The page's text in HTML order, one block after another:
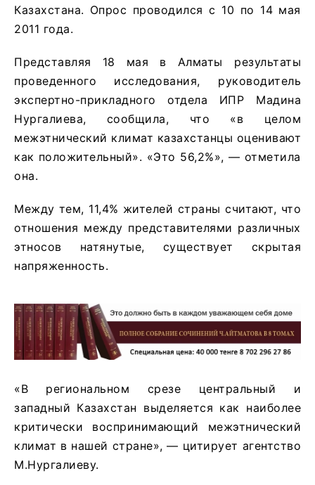
Казахстана. Опрос проводился с 10 по 14 мая
2011 года.
Представляя 18 мая в Алматы результаты
проведенного исследования, руководитель
экспертно-прикладного отдела ИПР Мадина
Нургалиева, сообщила, что «в целом
межэтнический климат казахстанцы оценивают
как положительный». «Это 56,2%», — отметила
она.
Между тем, 11,4% жителей страны считают, что
отношения между представителями различных
этносов натянутые, существует скрытая
напряженность.
«В региональном срезе центральный и
западный Казахстан выделяется как наиболее
критически воспринимающий межэтнический
климат в нашей стране», — цитирует агентство
М.Нургалиеву.